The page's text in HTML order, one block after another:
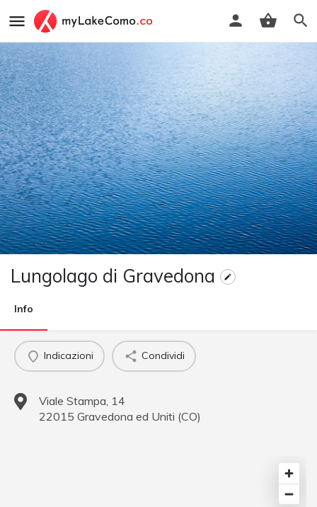
Lungolago di Gravedona
Info
Indicazioni Condividi
Viale Stampa, 14
22015 Gravedona ed Uniti (CO)